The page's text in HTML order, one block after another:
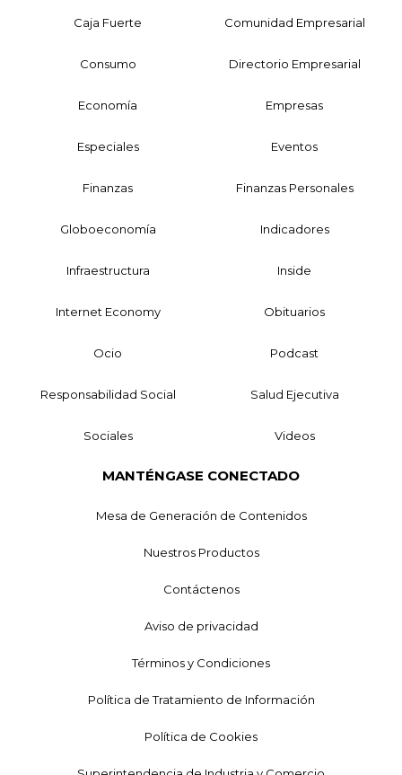
Caja Fuerte Comunidad Empresarial
Consumo Directorio Empresarial
Economía Empresas
Especiales Eventos
Finanzas Finanzas Personales
Globoeconomía Indicadores
Infraestructura Inside
Internet Economy Obituarios
Ocio Podcast
Responsabilidad Social Salud Ejecutiva
Sociales Videos
MANTÉNGASE CONECTADO
Mesa de Generación de Contenidos
Nuestros Productos
Contáctenos
Aviso de privacidad
Términos y Condiciones
Política de Tratamiento de Información
Política de Cookies